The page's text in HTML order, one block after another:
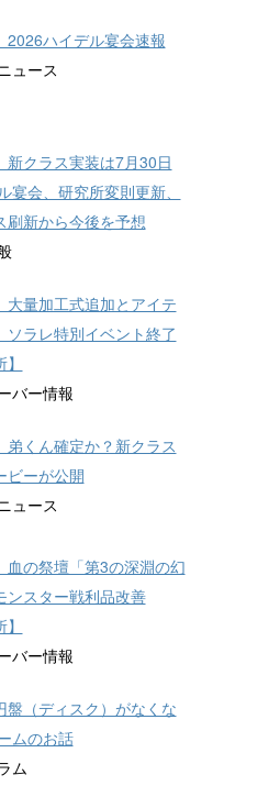
2026ハイデル宴会速報
ュース
新クラス実装は7月30日
宴会、研究所変則更新、
刷新から今後を予想
大量加工式追加とアイテ
ソラレ特別イベント終了
バー情報
弟くん確定か？新クラス
ビーが公開
ュース
血の祭壇「第3の深淵の幻
ンスター戦利品改善
バー情報
盤（ディスク）がなくな
ムのお話
ム